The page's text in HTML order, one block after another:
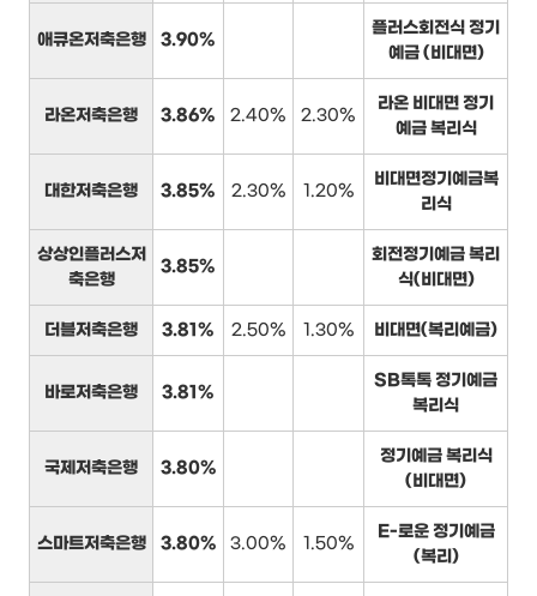
애큐온저축은행 3.90%
플러스회전식 정기
예금 (비대면)
라온저축은행 3.86% 2.40% 2.30%
라온 비대면 정기
예금 복리식
대한저축은행 3.85% 2.30% 1.20%
비대면정기예금복
리식
상상인플러스저
축은행
3.85%
회전정기예금 복리
식(비대면)
더블저축은행 3.81% 2.50% 1.30% 비대면(복리예금)
바로저축은행 3.81%
SB톡톡 정기예금
복리식
국제저축은행 3.80%
정기예금 복리식
(비대면)
스마트저축은행 3.80% 3.00% 1.50%
E-로운 정기예금
(복리)